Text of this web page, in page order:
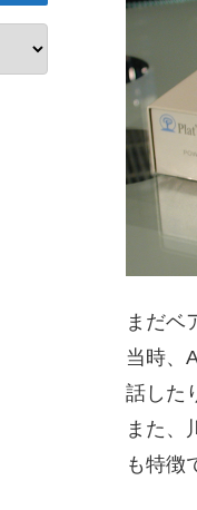
まだベ
当時、
話した
また、
も特徴